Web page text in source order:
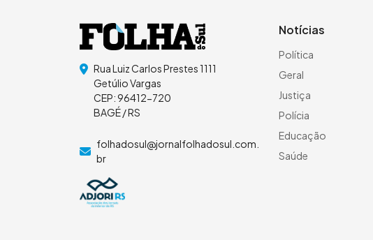
Rua Luiz Carlos Prestes 1111
Getúlio Vargas
CEP: 96412-720
BAGÉ / RS
folhadosul@jornalfolhadosul.com.
br
Notícias
Política
Geral
Justiça
Polícia
Educação
Saúde